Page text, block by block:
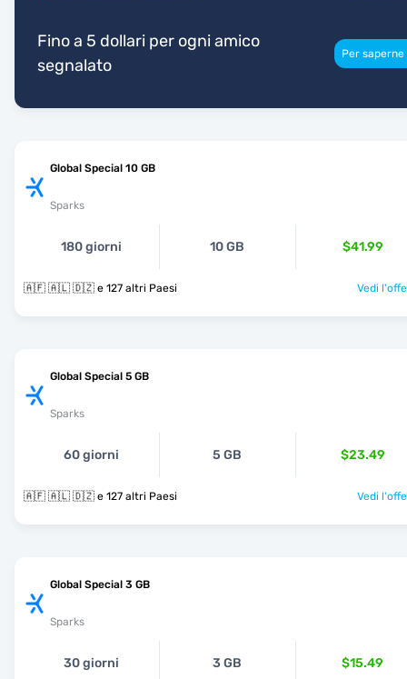
Fino a 5 dollari per ogni amico
segnalato
Per saperne
Global Special 10 GB
Sparks
180 giorni 10 GB $41.99
🇦🇫 🇦🇱 🇩🇿 e 127 altri Paesi Vedi
Global Special 5 GB
Sparks
60 giorni 5 GB $23.49
🇦🇫 🇦🇱 🇩🇿 e 127 altri Paesi Vedi
Global Special 3 GB
Sparks
30 giorni 3 GB $15.49